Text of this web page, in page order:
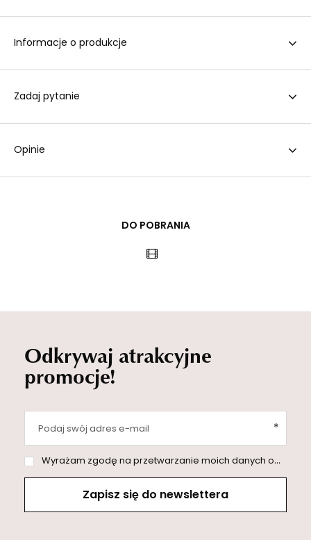
Informacje o produkcje
Zadaj pytanie
Opinie
DO POBRANIA
Odkrywaj atrakcyjne
promocje!
Podaj swój adres e-mail
Wyrażam zgodę na przetwarzanie moich danych osobowych (adres e-mail) na potrzeby wysyłki newslettera z informacją handlową (marketing). Więcej w
Zapisz się do newslettera